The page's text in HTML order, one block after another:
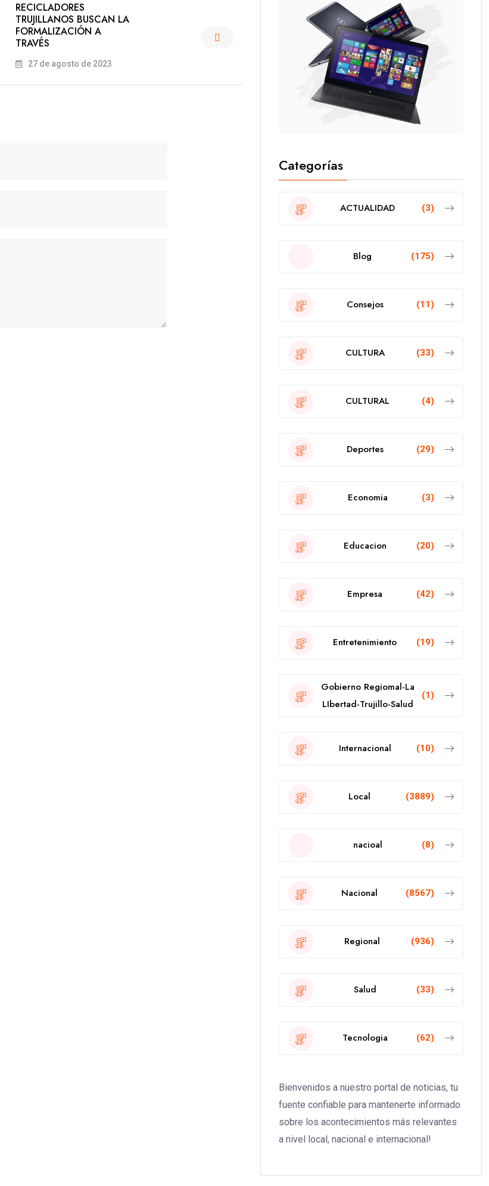
RECICLADORES
TRUJILLANOS BUSCAN LA
FORMALIZACIÓN A
TRAVÉS
27 de agosto de 2023
Categorías
ACTUALIDAD (3)
Blog (175)
Consejos (11)
CULTURA (33)
CULTURAL (4)
Deportes (29)
Economia (3)
Educacion (20)
Empresa (42)
Entretenimiento (19)
Gobierno Regiomal-La
LIbertad-Trujillo-Salud
(1)
Internacional (10)
Local (3889)
nacioal (8)
Nacional (8567)
Regional (936)
Salud (33)
Tecnologia (62)
Bienvenidos a nuestro portal de noticias, tu
fuente confiable para mantenerte informado
sobre los acontecimientos más relevantes
a nivel local, nacional e internacional!